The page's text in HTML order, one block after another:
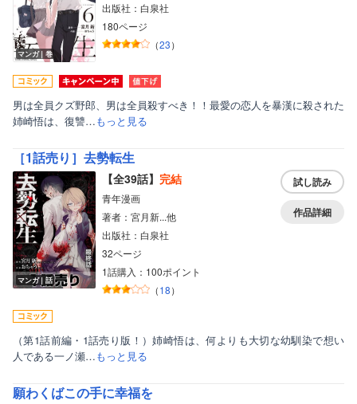
マンガ｜巻
出版社：白泉社
180ページ
（23）
男は全員クズ野郎、男は全員殺すべき！！最愛の恋人を暴漢に殺された
姉崎悟は、復讐…もっと見る
［1話売り］去勢転生
マンガ｜話
【全39話】 完結
青年漫画
著者：宮月新...他
出版社：白泉社
32ページ
1話購入：100ポイント
（18）
試し読み
作品詳細
（第1話前編・1話売り版！）姉崎悟は、何よりも大切な幼馴染で想い
人である一ノ瀬…もっと見る
願わくばこの手に幸福を
ボーイズラブ
ティーンズラブ
美女・美少女
女性写真集